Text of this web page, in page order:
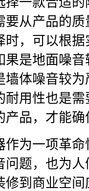
要从产品的
时，可以根
果是地面噪
墙体噪音较
耐用性也是
产品，才能
作为一项革
问题，也为
修到商业空